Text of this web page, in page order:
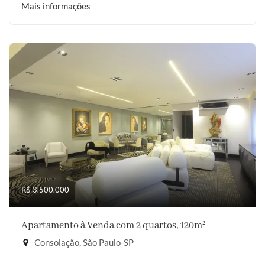
Mais informações
R$ 3.500.000
Apartamento à Venda com 2 quartos, 120m²
Consolação, São Paulo-SP